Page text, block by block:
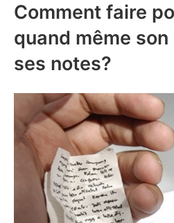
Comment faire
quand même
ses notes?